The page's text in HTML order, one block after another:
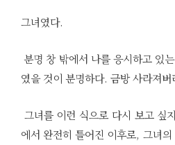
그녀였다.
분명 창 밖에서 나를 응시하고 있
였을 것이 분명하다. 금방 사라져버
그녀를 이런 식으로 다시 보고 싶
에서 완전히 틀어진 이후로, 그녀